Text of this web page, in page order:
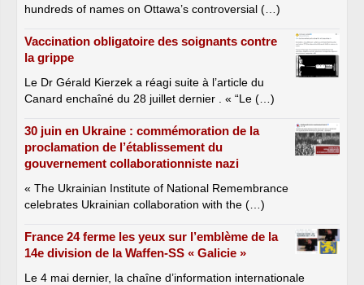
hundreds of names on Ottawa’s controversial (…)
Vaccination obligatoire des soignants contre
la grippe
Le Dr Gérald Kierzek a réagi suite à l’article du
Canard enchaîné du 28 juillet dernier . « “Le (…)
30 juin en Ukraine : commémoration de la
proclamation de l’établissement du
gouvernement collaborationniste nazi
« The Ukrainian Institute of National Remembrance
celebrates Ukrainian collaboration with the (…)
France 24 ferme les yeux sur l’emblème de la
14e division de la Waffen-SS « Galicie »
Le 4 mai dernier, la chaîne d’information internationale